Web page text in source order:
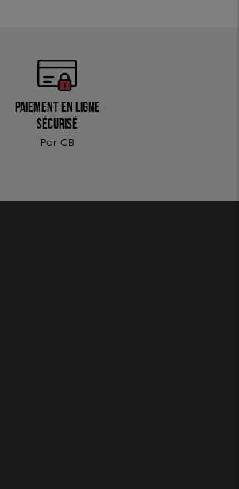
Paiement en ligne
sécurisé
Par CB